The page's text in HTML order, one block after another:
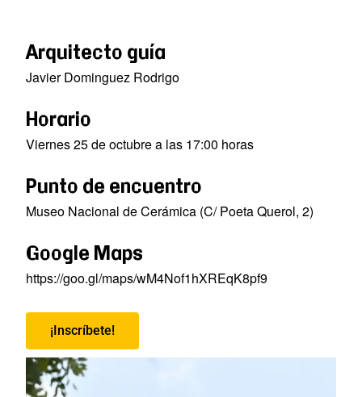
Arquitecto guía
Javier Dominguez Rodrigo
Horario
Viernes 25 deoctubrea las 17:00 horas
Punto de encuentro
Museo Nacional deCerámica (C/ Poeta Querol, 2)
Google Maps
https://goo.gl/maps/wM4Nof1hXREqK8pf9
¡Inscríbete!